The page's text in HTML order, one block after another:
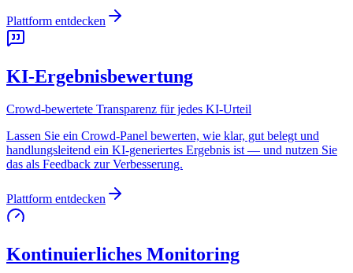
Plattform entdecken
KI-Ergebnisbewertung
Crowd-bewertete Transparenz für jedes KI-Urteil
Lassen Sie ein Crowd-Panel bewerten, wie klar, gut belegt und
handlungsleitend ein KI-generiertes Ergebnis ist — und nutzen Sie
das als Feedback zur Verbesserung.
Plattform entdecken
Kontinuierliches Monitoring